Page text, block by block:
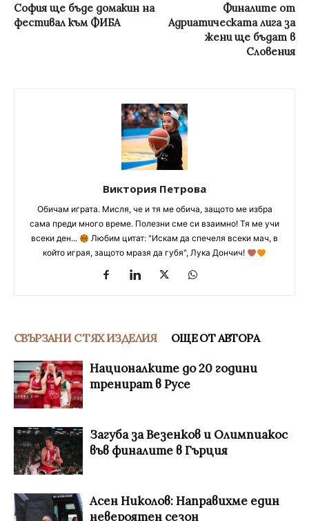
София ще бъде домакин на
фестивал към ФИБА
Финалите от
Адриатическата лига за
жени ще бъдат в
Словения
Виктория Петрова
Обичам играта. Мисля, че и тя ме обича, защото ме избра
сама преди много време. Полезни сме си взаимно! Тя ме учи
всеки ден...
Любим цитат: "Искам да спечеля всеки мач, в
който играя, защото мразя да губя", Лука Дончич!
СВЪРЗАНИ С ТЯХ ИЗДЕЛИЯ ОЩЕ ОТ АВТОРА
Националките до 20 години
тренират в Русе
Загуба за Везенков и Олимпиакос
във финалите в Гърция
Асен Николов: Направихме един
невероятен сезон